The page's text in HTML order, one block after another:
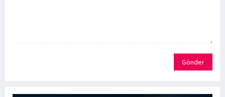
Gönder